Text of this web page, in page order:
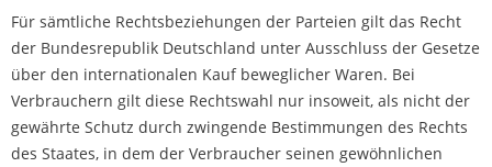
Für sämtliche Rechtsbeziehungen der Parteien gilt das Recht
der Bundesrepublik Deutschland unter Ausschluss der Gesetze
über den internationalen Kauf beweglicher Waren. Bei
Verbrauchern gilt diese Rechtswahl nur insoweit, als nicht der
gewährte Schutz durch zwingende Bestimmungen des Rechts
des Staates, in dem der Verbraucher seinen gewöhnlichen